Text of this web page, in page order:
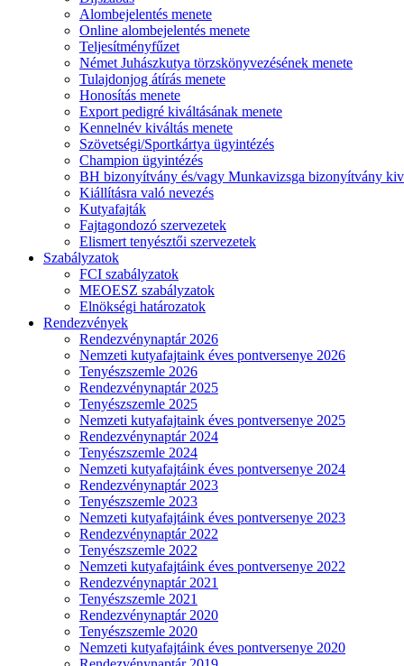
Alombejelentés menete
Online alombejelentés menete
Teljesítményfűzet
Német Juhászkutya törzskönyvezésének menete
Tulajdonjog átírás menete
Honosítás menete
Export pedigré kiváltásának menete
Kennelnév kiváltás menete
Szövetségi/Sportkártya ügyintézés
Champion ügyintézés
BH bizonyítvány és/vagy Munkavizsga bizonyítvány
Kiállításra való nevezés
Kutyafajták
Fajtagondozó szervezetek
Elismert tenyésztői szervezetek
Szabályzatok
FCI szabályzatok
MEOESZ szabályzatok
Elnökségi határozatok
Rendezvények
Rendezvénynaptár 2026
Nemzeti kutyafajtaink éves pontversenye 2026
Tenyészszemle 2026
Rendezvénynaptár 2025
Tenyészszemle 2025
Nemzeti kutyafajtaink éves pontversenye 2025
Rendezvénynaptár 2024
Tenyészszemle 2024
Nemzeti kutyafajtáink éves pontversenye 2024
Rendezvénynaptár 2023
Tenyészszemle 2023
Nemzeti kutyafajtáink éves pontversenye 2023
Rendezvénynaptár 2022
Tenyészszemle 2022
Nemzeti kutyafajtáink éves pontversenye 2022
Rendezvénynaptár 2021
Tenyészszemle 2021
Rendezvénynaptár 2020
Tenyészszemle 2020
Nemzeti kutyafajtáink éves pontversenye 2020